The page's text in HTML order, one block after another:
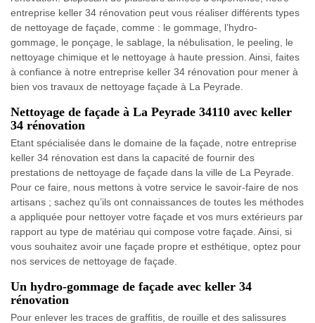
entreprise keller 34 rénovation peut vous réaliser différents types
de nettoyage de façade, comme : le gommage, l’hydro-
gommage, le ponçage, le sablage, la nébulisation, le peeling, le
nettoyage chimique et le nettoyage à haute pression. Ainsi, faites
à confiance à notre entreprise keller 34 rénovation pour mener à
bien vos travaux de nettoyage façade à La Peyrade.
Nettoyage de façade à La Peyrade 34110 avec keller
34 rénovation
Etant spécialisée dans le domaine de la façade, notre entreprise
keller 34 rénovation est dans la capacité de fournir des
prestations de nettoyage de façade dans la ville de La Peyrade.
Pour ce faire, nous mettons à votre service le savoir-faire de nos
artisans ; sachez qu’ils ont connaissances de toutes les méthodes
a appliquée pour nettoyer votre façade et vos murs extérieurs par
rapport au type de matériau qui compose votre façade. Ainsi, si
vous souhaitez avoir une façade propre et esthétique, optez pour
nos services de nettoyage de façade.
Un hydro-gommage de façade avec keller 34
rénovation
Pour enlever les traces de graffitis, de rouille et des salissures